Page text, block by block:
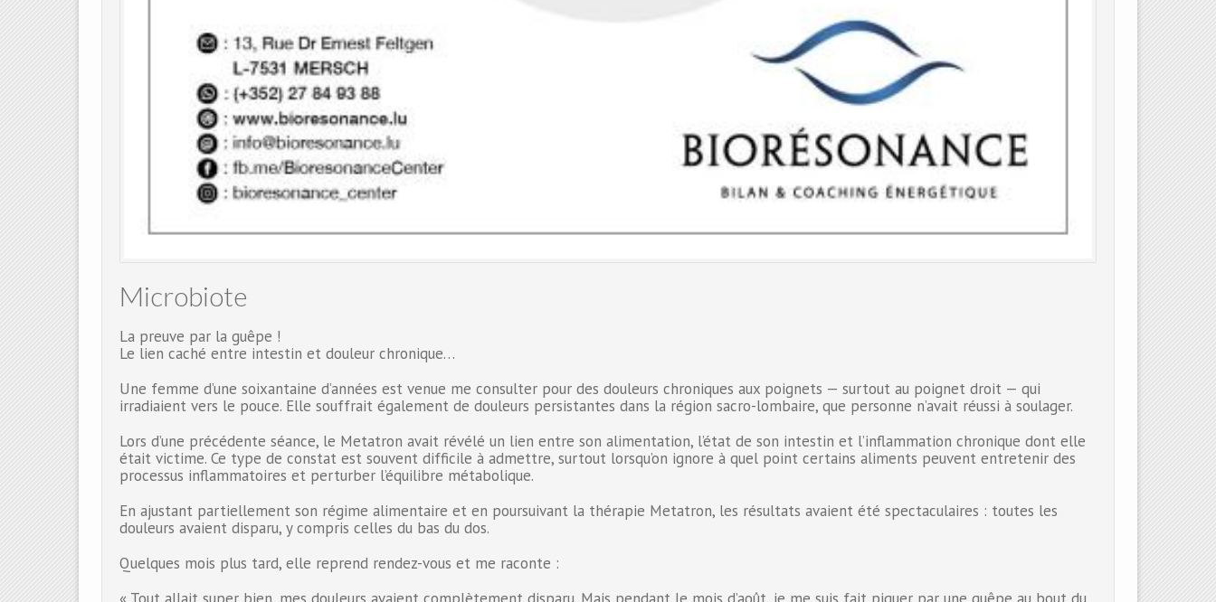
Microbiote
La preuve par la guêpe !
Le lien caché entre intestin et douleur chronique…
Une femme d’une soixantaine d’années est venue me consulter pour des douleurs chroniques aux poignets — surtout au poignet droit — qui
irradiaient vers le pouce. Elle souffrait également de douleurs persistantes dans la région sacro-lombaire, que personne n’avait réussi à soulager.
Lors d’une précédente séance, le Metatron avait révélé un lien entre son alimentation, l’état de son intestin et l’inflammation chronique dont elle
était victime. Ce type de constat est souvent difficile à admettre, surtout lorsqu’on ignore à quel point certains aliments peuvent entretenir des
processus inflammatoires et perturber l’équilibre métabolique.
En ajustant partiellement son régime alimentaire et en poursuivant la thérapie Metatron, les résultats avaient été spectaculaires : toutes les
douleurs avaient disparu, y compris celles du bas du dos.
Quelques mois plus tard, elle reprend rendez-vous et me raconte :